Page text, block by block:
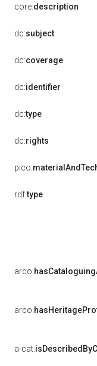
core:description
dc:subject
dc:coverage
dc:identifier
dc:type
dc:rights
pico:
rdf:type
arco:
arco:
a-cat: